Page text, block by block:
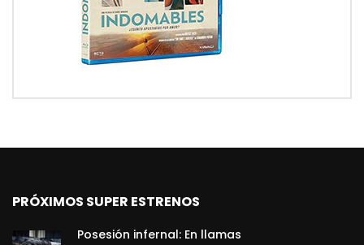
PRÓXIMOS SUPER ESTRENOS
Posesión infernal: En llamas